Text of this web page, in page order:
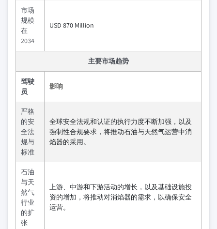
市场
规模
在
2034
USD 870 Million
主要市场趋势
驾驶
员
影响
严格
的安
全法
规与
标准
全球安全法规和认证的执行力度不断加强，以及
强制性合规要求，将推动石油与天然气运营中消
焰器的采用。
石油
与天
然气
行业
的扩
张
上游、中游和下游活动的增长，以及基础设施投
资的增加，将推动对消焰器的需求，以确保安全
运营。